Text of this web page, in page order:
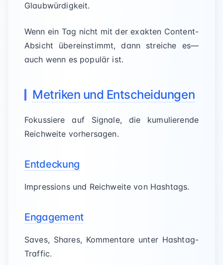
Glaubwürdigkeit.
Wenn ein Tag nicht mit der exakten Content-
Absicht übereinstimmt, dann streiche es—
auch wenn es populär ist.
Metriken und Entscheidungen
Fokussiere auf Signale, die kumulierende
Reichweite vorhersagen.
Entdeckung
Impressions und Reichweite von Hashtags.
Engagement
Saves, Shares, Kommentare unter Hashtag-
Traffic.